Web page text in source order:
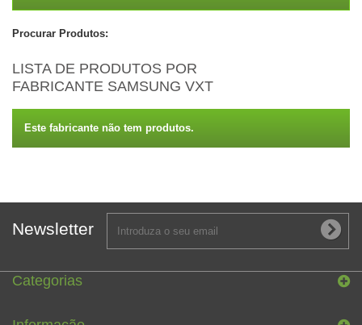
Procurar Produtos:
LISTA DE PRODUTOS POR
FABRICANTE SAMSUNG VXT
Este fabricante não tem produtos.
Newsletter
Categorias